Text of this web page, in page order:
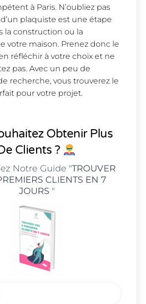
à Paris. N’oubliez pas
plaquiste est une étape
la construction ou la
votre maison. Prenez donc le
réfléchir à votre choix et ne
pas. Avec un peu de
recherche, vous trouverez le
pour votre projet.
Obtenir Plus
Clients ?
Notre Guide "TROUVER
CLIENTS EN 7
JOURS"